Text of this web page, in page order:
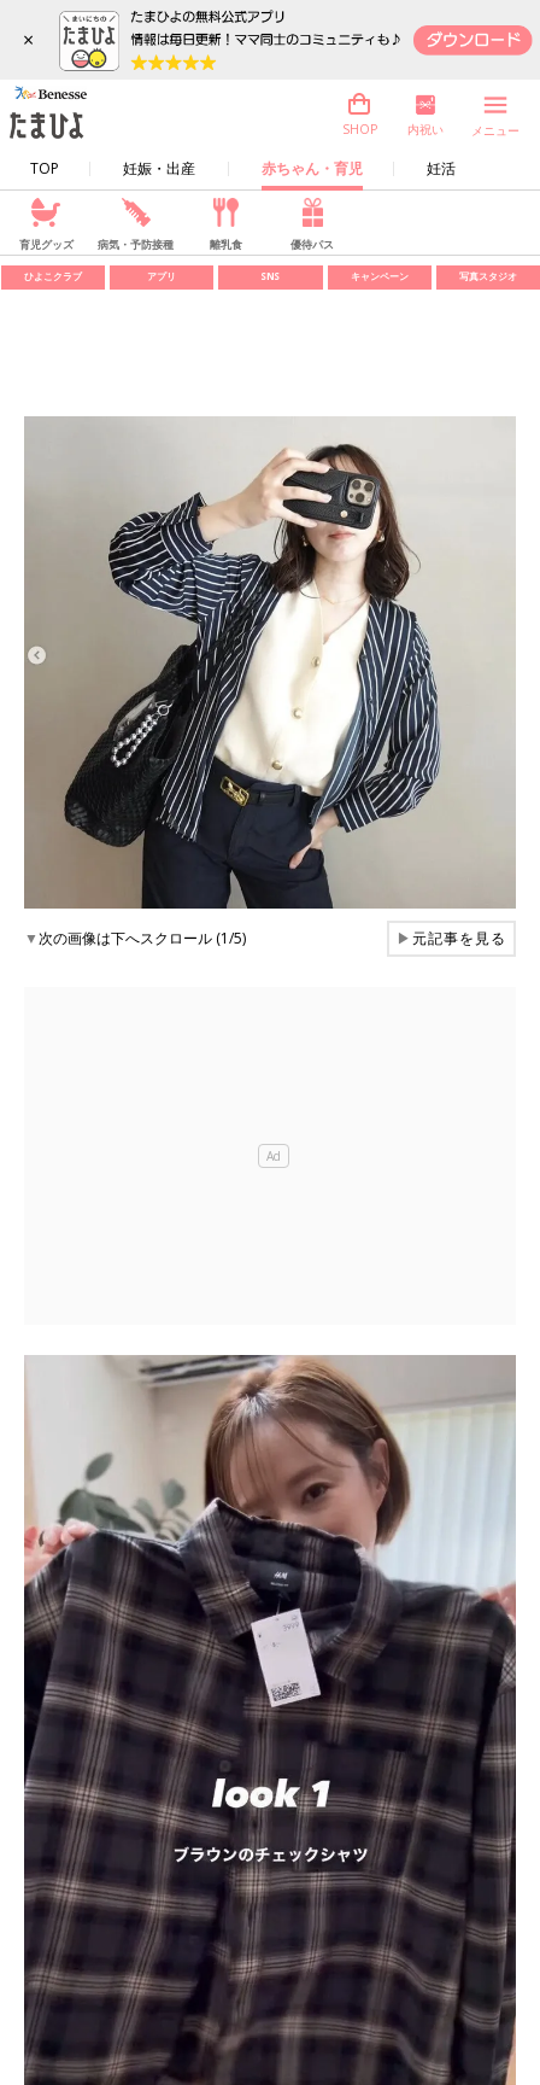
×
TOP 妊娠・出産 赤ちゃん・育児 妊活
SHOP 内祝い メニュー
育児グッズ 病気・予防接種 離乳食 優待パス
ひよこクラブ アプリ SNS キャンペーン 写真スタジオ
▼次の画像は下へスクロール (1/5) ▶元記事を見る